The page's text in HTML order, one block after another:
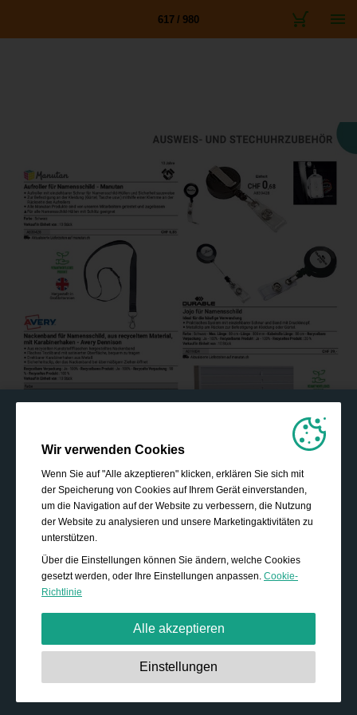
617 / 980
Wir verwenden Cookies
Wenn Sie auf "Alle akzeptieren" klicken, erklären Sie sich mit
der Speicherung von Cookies auf Ihrem Gerät einverstanden,
um die Navigation auf der Website zu verbessern, die Nutzung
der Website zu analysieren und unsere Marketingaktivitäten zu
unterstützen.
Über die Einstellungen können Sie ändern, welche Cookies
gesetzt werden, oder Ihre Einstellungen anpassen. Cookie-
Richtlinie
Alle akzeptieren
Unbedingt erforderlich:
Diese Cookies sind essenziell,
um grundlegende Funktionen wie die Navigation, das
Einstellungen